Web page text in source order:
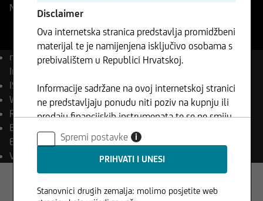
NASDAQ 10.08.2026
naziv
Palantir Technologies
Inc
ISIN
US69608A1088
WKN
A2QA4J
Reuters PLTR.OQ
Bloomberg
Equity
Valuta
Disclaimer
Ova internetska stranica predstavlja promidžbeni
materijal te je namijenjena isključivo osobama s
prebivalištem u Republici Hrvatskoj.
Informacije sadržane na ovoj internetskoj stranici
ne predstavljaju ponudu niti poziv na kupnju ili
prodaju financijskih instrumenata te se ne smiju
koristiti u jurisdikcijama u kojima je takva
uporaba zabranjena.
Spremi postavke i
Stanovnici drugih zemalja: molimo posjetite web